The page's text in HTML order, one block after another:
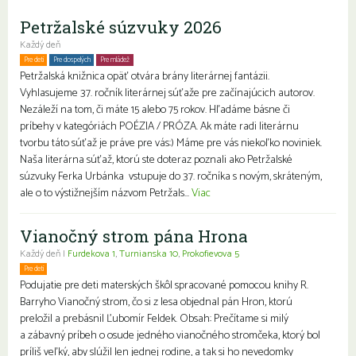
Petržalské súzvuky 2026
Každý deň
Pre deti Pre dospelých Pre mládež
Petržalská knižnica opäť otvára brány literárnej fantázii.
Vyhlasujeme 37. ročník literárnej súťaže pre začínajúcich autorov.
Nezáleží na tom, či máte 15 alebo 75 rokov. Hľadáme básne či
príbehy v kategóriách POÉZIA / PRÓZA. Ak máte radi literárnu
tvorbu táto súťaž je práve pre vás:) Máme pre vás niekoľko noviniek.
Naša literárna súťaž, ktorú ste doteraz poznali ako Petržalské
súzvuky Ferka Urbánka vstupuje do 37. ročníka s novým, skráteným,
ale o to výstižnejším názvom Petržals...Viac
Vianočný strom pána Hrona
Každý deň | Furdekova 1,Turnianska 10, Prokofievova 5
Pre deti
Podujatie pre deti materských škôl spracované pomocou knihy R.
Barryho Vianočný strom, čo si z lesa objednal pán Hron, ktorú
preložil a prebásnil Ľubomír Feldek. Obsah: Prečítame si milý
a zábavný príbeh o osude jedného vianočného stromčeka, ktorý bol